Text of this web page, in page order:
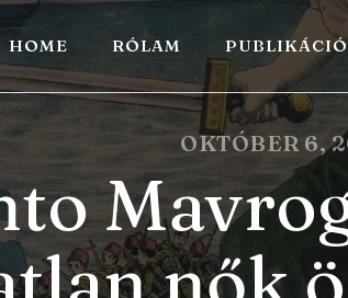
HOME RÓLAM
OKTÓBER 6,